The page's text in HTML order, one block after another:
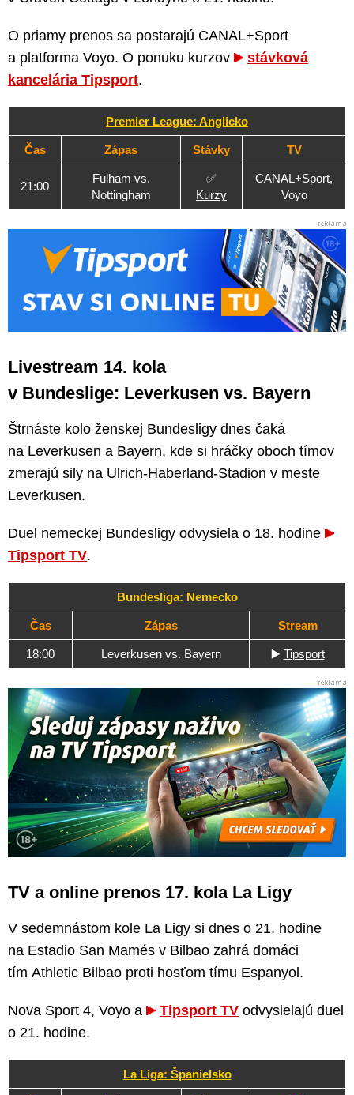
O priamy prenos sa postarajú CANAL+Sport
a platforma Voyo. O ponuku kurzov
stávková
kancelária Tipsport.
Premier League: Anglicko
Čas Zápas Stávky TV
21:00
Fulham vs.
Nottingham
✅
Kurzy
CANAL+Sport,
Voyo
Livestream 14. kola
v Bundeslige: Leverkusen vs. Bayern
Štrnáste kolo ženskej Bundesligy dnes čaká
na Leverkusen a Bayern, kde si hráčky oboch tímov
zmerajú sily na Ulrich-Haberland-Stadion v meste
Leverkusen.
Duel nemeckej Bundesligy odvysiela o 18. hodine
Tipsport TV.
Bundesliga: Nemecko
Čas Zápas Stream
18:00 Leverkusen vs. Bayern ▶️ Tipsport
TV a online prenos 17. kola La Ligy
V sedemnástom kole La Ligy si dnes o 21. hodine
na Estadio San Mamés v Bilbao zahrá domáci
tím Athletic Bilbao proti hosťom tímu Espanyol.
Nova Sport 4, Voyo a Tipsport TV odvysielajú duel
o 21. hodine.
La Liga: Španielsko